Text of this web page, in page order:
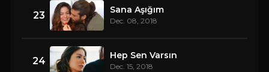
23 Sana Aşığım
Dec. 08, 2018
24 Hep Sen Varsın
Dec. 15, 2018